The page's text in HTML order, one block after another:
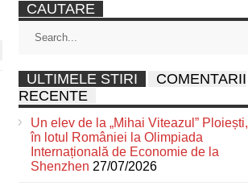
CAUTARE
ULTIMELE STIRI
COMENTARII
RECENTE
Un elev de la „Mihai Viteazul” Ploiești,
în lotul României la Olimpiada
Internațională de Economie de la
Shenzhen 27/07/2026